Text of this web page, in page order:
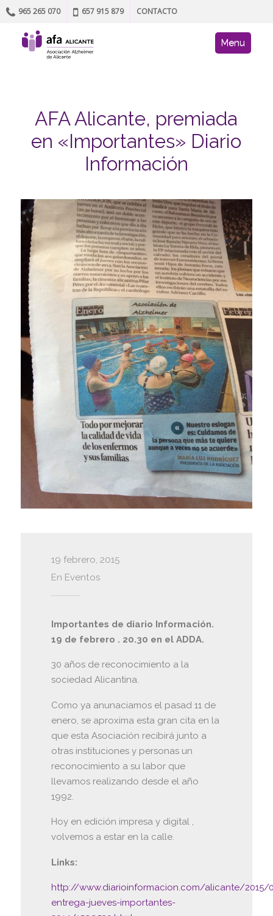
965 265 070 657 915 879 CONTACTO
AFA site
Skip to content
Menu
AFA Alicante, premiada
en «Importantes» Diario
Información
19 febrero, 2015
En Eventos
Importantes de diario Información.
19 de febrero . 20.30 en el ADDA.
30 años de reconocimiento a la
sociedad Alicantina.
Como ya anunaciamos el pasad 11 de
enero, se aproxima esta gran cita en la
que esta Asociación recibirá junto a
otras instituciones y personas un
reconocimiento a su labor que
llevamos realizando desde el año
1992.
Hoy en edición impresa y digital ,
volvemos a estar en la calle.
Links:
http://www.diarioinformacion.com/alicante/2015/
entrega-jueves-importantes-